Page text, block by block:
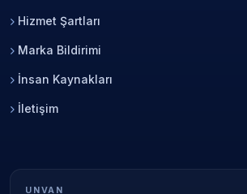
Hizmet Şartları
Marka Bildirimi
İnsan Kaynakları
İletişim
UNVAN